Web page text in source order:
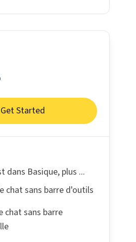
Get Started
dans Basique, plus ...
chat sans barre d'outils
chat sans barre